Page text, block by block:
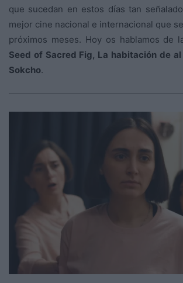
que sucedan en estos días tan
mejor cine nacional e internacional que
próximos meses. Hoy os hablamos de
Seed of Sacred Fig, La habitación de
Sokcho.